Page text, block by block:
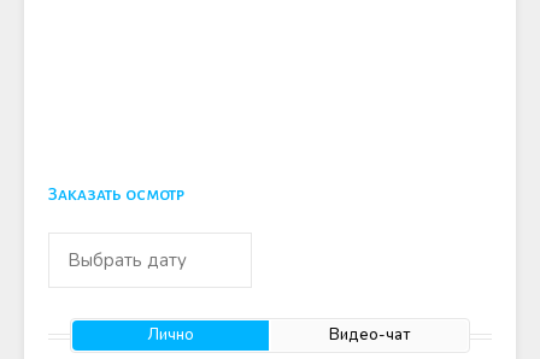
Заказать осмотр
Лично Видео-чат